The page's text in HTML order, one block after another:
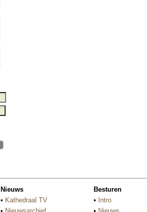
Nieuws
• Kathedraal TV
Besturen
• Intro